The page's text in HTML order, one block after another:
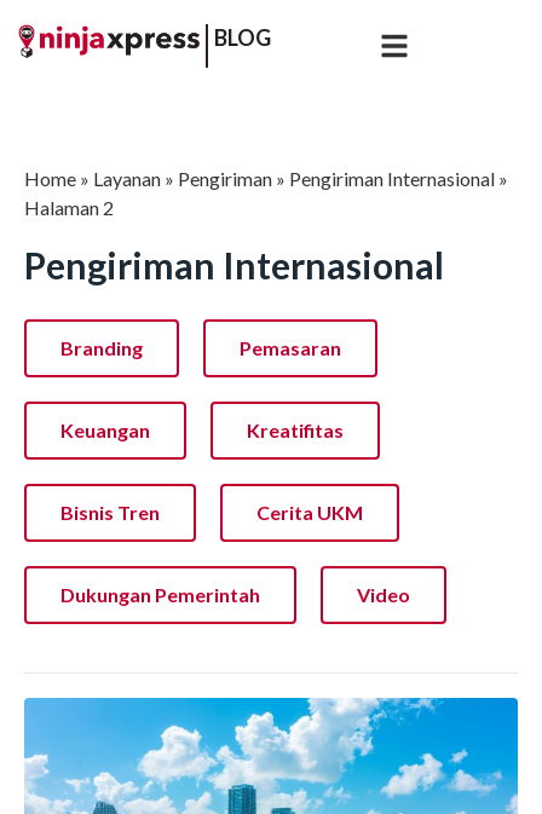
BLOG
Home » Layanan » Pengiriman » Pengiriman Internasional »
Halaman 2
Pengiriman Internasional
Branding Pemasaran
Keuangan Kreatifitas
Bisnis Tren Cerita UKM
Dukungan Pemerintah Video